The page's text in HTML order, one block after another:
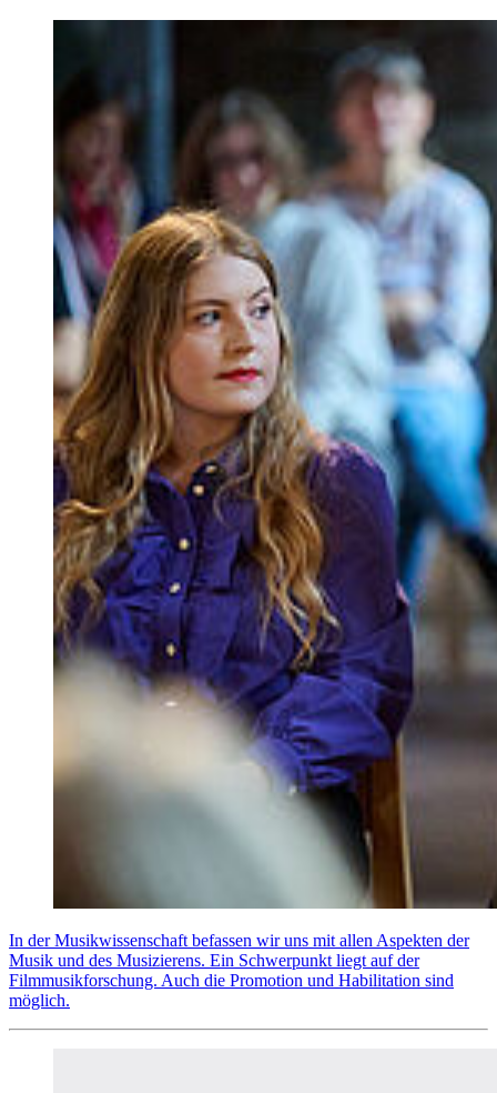
In der Musikwissenschaft befassen wir uns mit allen Aspekten der
Musik und des Musizierens. Ein Schwerpunkt liegt auf der
Filmmusikforschung. Auch die Promotion und Habilitation sind
möglich.